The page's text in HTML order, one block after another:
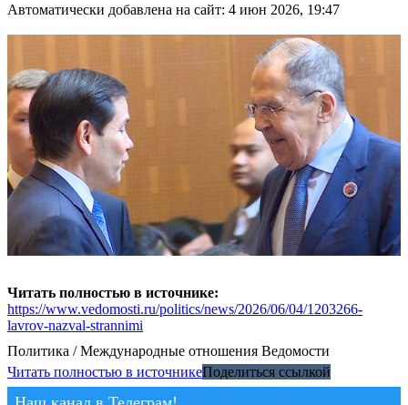
Автоматически добавлена на сайт: 4 июн 2026, 19:47
Читать полностью в источнике:
https://www.vedomosti.ru/politics/news/2026/06/04/1203266-
lavrov-nazval-strannimi
Политика / Международные отношения Ведомости
Читать полностью в источникеПоделиться ссылкой